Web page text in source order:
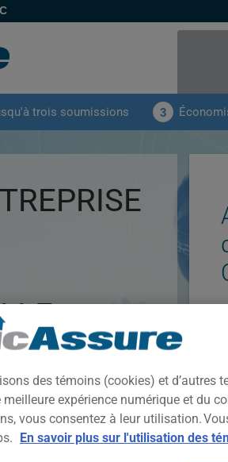
trois soumissions 3
et bien
au comparateur
d'un guichet
d'assurance
des témoins (cookies) et d’autres
expérience numérique et du
vous consentez à leur utilisation.
En savoir plus sur l'utilisation des